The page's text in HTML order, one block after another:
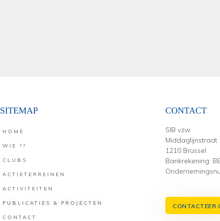
SITEMAP
HOME
WIE ??
CLUBS
ACTIETERREINEN
ACTIVITEITEN
PUBLICATIES & PROJECTEN
CONTACT
CONTACT
SIB vzw
Middaglijnstraat
1210 Brussel
Bankrekening:
CONTACTEER